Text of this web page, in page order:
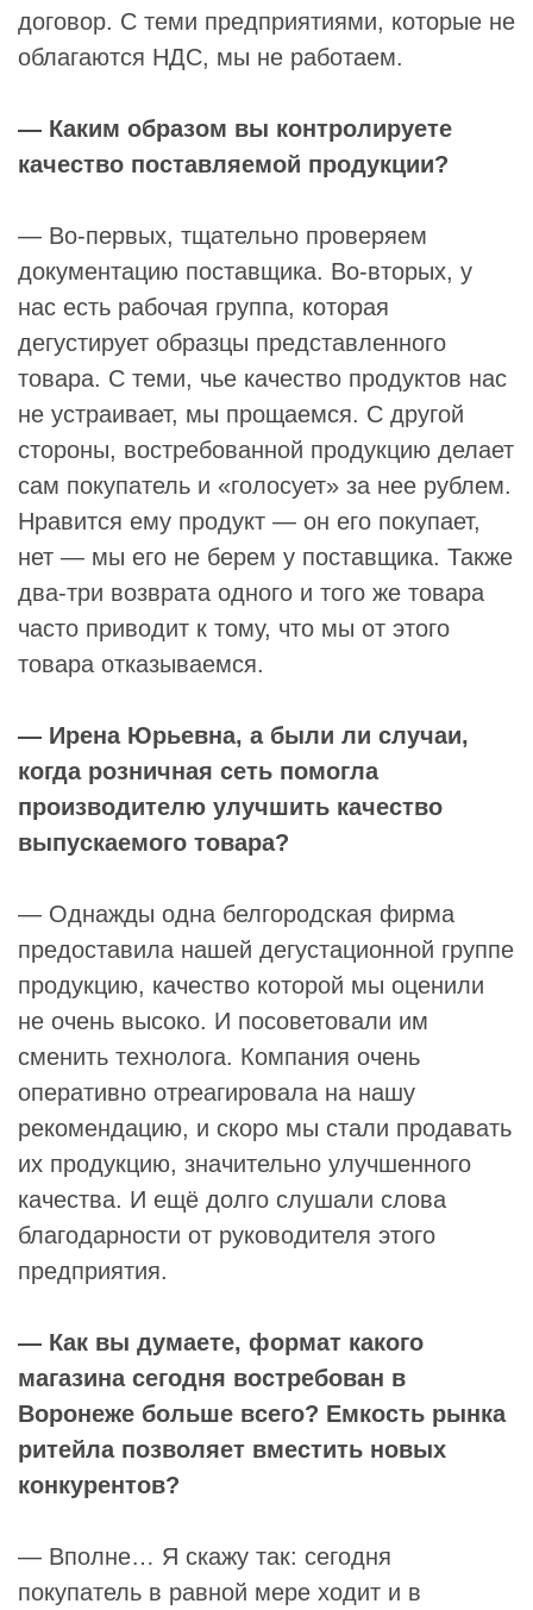
договор. С теми предприятиями, которые не
облагаются НДС, мы не работаем.
— Каким образом вы контролируете
качество поставляемой продукции?
— Во-первых, тщательно проверяем
документацию поставщика. Во-вторых, у
нас есть рабочая группа, которая
дегустирует образцы представленного
товара. С теми, чье качество продуктов нас
не устраивает, мы прощаемся. С другой
стороны, востребованной продукцию делает
сам покупатель и «голосует» за нее рублем.
Нравится ему продукт — он его покупает,
нет — мы его не берем у поставщика. Также
два-три возврата одного и того же товара
часто приводит к тому, что мы от этого
товара отказываемся.
— Ирена Юрьевна, а были ли случаи,
когда розничная сеть помогла
производителю улучшить качество
выпускаемого товара?
— Однажды одна белгородская фирма
предоставила нашей дегустационной группе
продукцию, качество которой мы оценили
не очень высоко. И посоветовали им
сменить технолога. Компания очень
оперативно отреагировала на нашу
рекомендацию, и скоро мы стали продавать
их продукцию, значительно улучшенного
качества. И ещё долго слушали слова
благодарности от руководителя этого
предприятия.
— Как вы думаете, формат какого
магазина сегодня востребован в
Воронеже больше всего? Емкость рынка
ритейла позволяет вместить новых
конкурентов?
— Вполне… Я скажу так: сегодня
покупатель в равной мере ходит и в